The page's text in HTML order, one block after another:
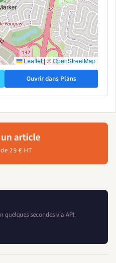
Leaflet|©OpenStreetMap
Ouvrir dans Plans
article
29 € HT
quelques secondes via API.